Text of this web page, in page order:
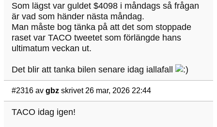
Som lägst var guldet $4098 i måndags så frågan
är vad som händer nästa måndag.
Man måste bog tänka på att det som stoppade
raset var TACO tweetet som förlängde hans
ultimatum veckan ut.
Det blir att tanka bilen senare idag iallafall
#2316 av gbz skrivet 26 mar, 2026 22:44
TACO idag igen!